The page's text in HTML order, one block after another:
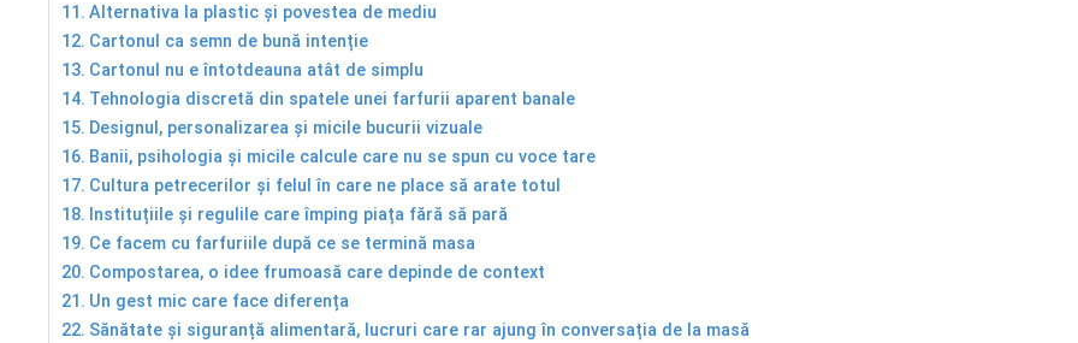
Alternativa la plastic și povestea de mediu
Cartonul ca semn de bună intenție
Cartonul nu e întotdeauna atât de simplu
Tehnologia discretă din spatele unei farfurii aparent banale
Designul, personalizarea și micile bucurii vizuale
Banii, psihologia și micile calcule care nu se spun cu voce tare
Cultura petrecerilor și felul în care ne place să arate totul
Instituțiile și regulile care împing piața fără să pară
Ce facem cu farfuriile după ce se termină masa
Compostarea, o idee frumoasă care depinde de context
Un gest mic care face diferența
Sănătate și siguranță alimentară, lucruri care rar ajung în conversația de la masă